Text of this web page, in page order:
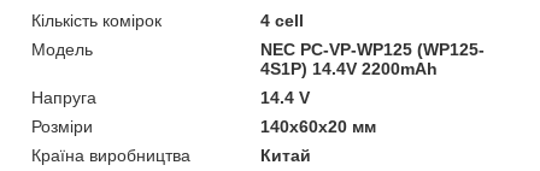
Кількість комірок
4 cell
Мoдель
NEC PC-VP-WP125 (WP125-
4S1P) 14.4V 2200mAh
Напруга
14.4 V
Розміри
140х60х20 мм
Країна виробництва
Китай